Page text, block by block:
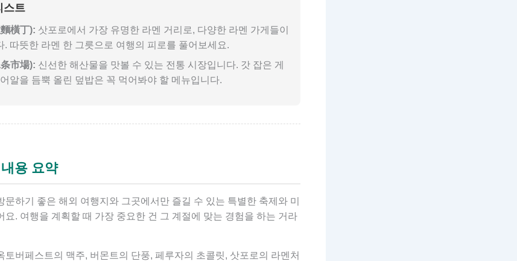
스트
橫丁): 삿포로에서 가장 유명한 라멘 거리로, 다양한 라멘 가게들이
. 따뜻한 라멘 한 그릇으로 여행의 피로를 풀어보세요.
市場): 신선한 해산물을 맛볼 수 있는 전통 시장입니다. 갓 잡은 게
알을 듬뿍 올린 덮밥은 꼭 먹어봐야 할 메뉴입니다.
용 요약
문하기 좋은 해외 여행지와 그곳에서만 즐길 수 있는 특별한 축제와 미
요. 여행을 계획할 때 가장 중요한 건 그 계절에 맞는 경험을 하는 거라
토버페스트의 맥주, 버몬트의 단풍, 페루자의 초콜릿, 삿포로의 라멘처